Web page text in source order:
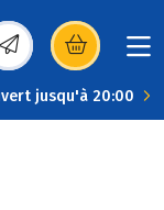
dans une
jusqu'à 20:00